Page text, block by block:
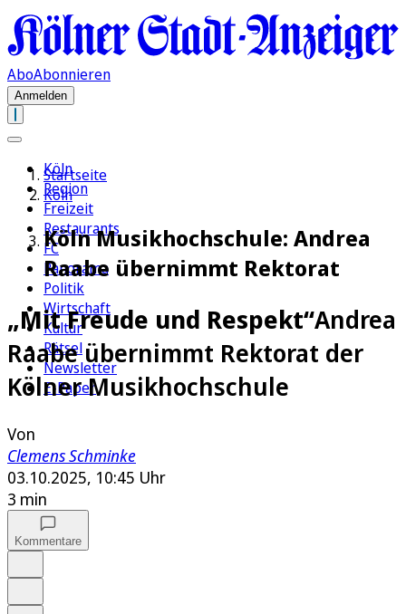
AboAbonnieren
Anmelden
Köln
Region
Freizeit
Restaurants
FC
Panorama
Politik
Wirtschaft
Kultur
Rätsel
Newsletter
E-Paper
Startseite
Köln
Köln Musikhochschule: Andrea
Raabe übernimmt Rektorat
„Mit Freude und Respekt“Andrea
Raabe übernimmt Rektorat der
Kölner Musikhochschule
Von
Clemens Schminke
03.10.2025, 10:45 Uhr
3 min
Kommentare